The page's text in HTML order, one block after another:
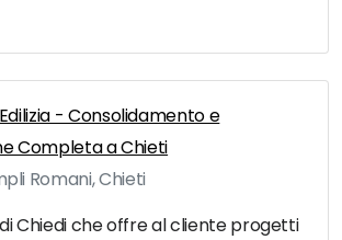
- Consolidamento e
Completa a Chieti
Romani, Chieti
Chiedi che offre al cliente progetti